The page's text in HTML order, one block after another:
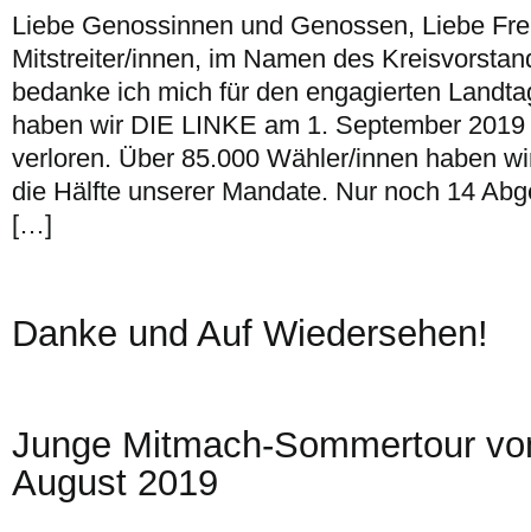
Liebe Genossinnen und Genossen, Liebe
Mitstreiter/innen, im Namen des
bedanke ich mich für den engagierten
haben wir DIE LINKE am 1. September
verloren. Über 85.000 Wähler/innen haben
die Hälfte unserer Mandate. Nur noch 14
[…]
Danke und Auf Wiedersehen!
Junge Mitmach-Sommertour
August 2019